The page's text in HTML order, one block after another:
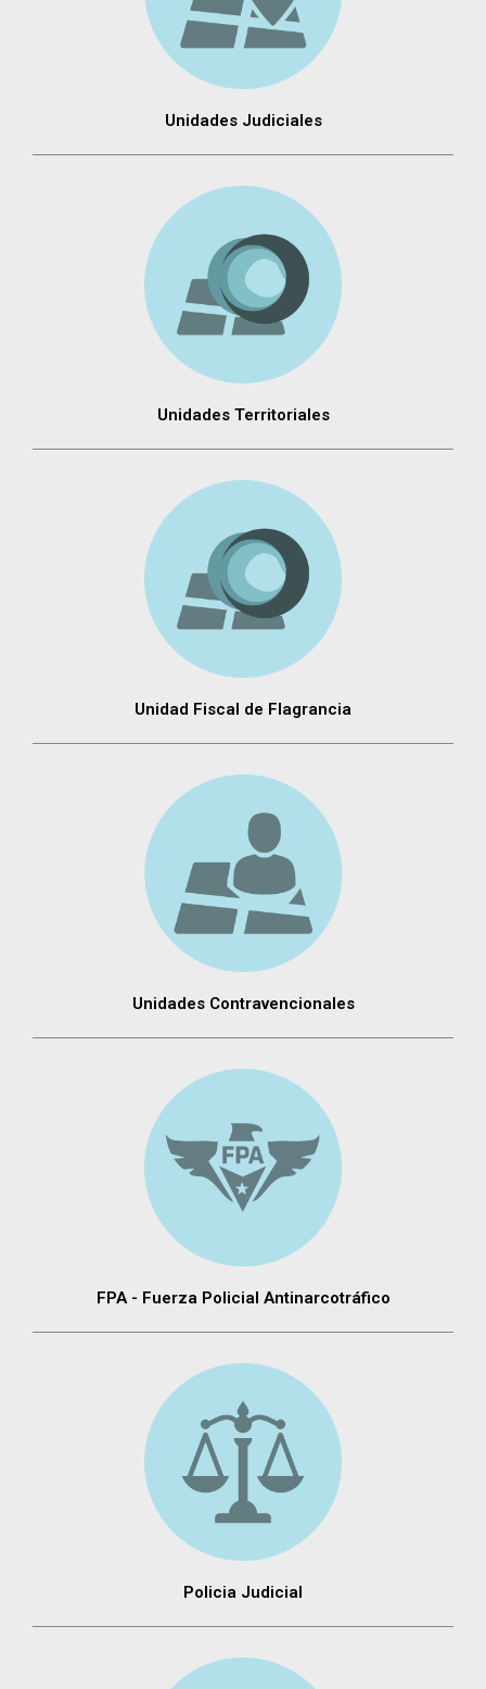
Unidades Judiciales
Unidades Territoriales
Unidad Fiscal de Flagrancia
Unidades Contravencionales
FPA - Fuerza Policial Antinarcotráfico
Policia Judicial